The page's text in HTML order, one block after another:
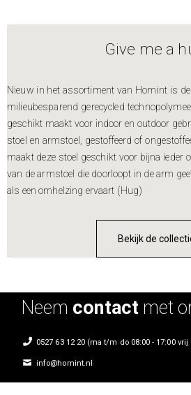
Give me a
Nieuw in het assortiment van Homint is
milieubesparend gerecycled
geschikt maakt voor indoor en outdoor
stoel en armstoel, gestoffeerd of
maakt deze stoel geschikt voor bijna ieder
van de armstoel die doorloopt in de arm
als een omhelzing ervaart (Hug)
Bekijk de
Neem contactmet
0527 63 12 20 (ma t/m do 08:00 - 17:00 vrij
info@homint.nl